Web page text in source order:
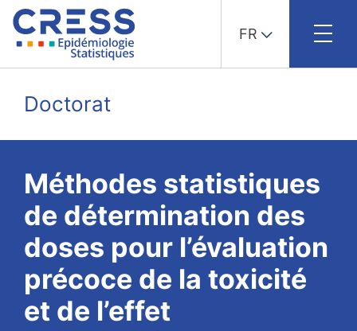
content
FR
Doctorat
Méthodes statistiques
de détermination des
doses pour l’évaluation
précoce de la toxicité
et de l’effet